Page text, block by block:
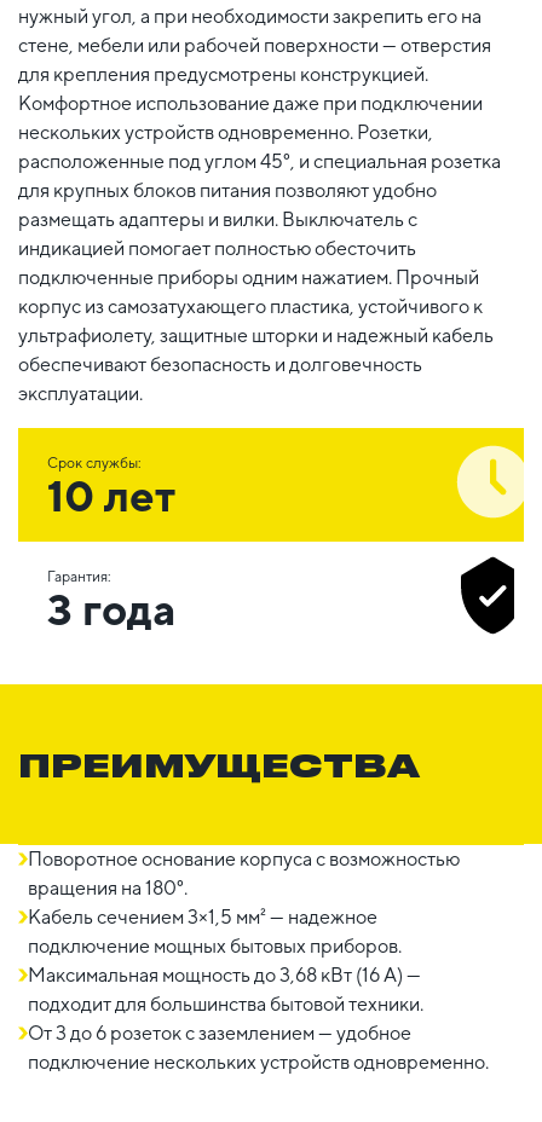
нужный угол, а при необходимости закрепить его на
стене, мебели или рабочей поверхности — отверстия
для крепления предусмотрены конструкцией.
Комфортное использование даже при подключении
нескольких устройств одновременно. Розетки,
расположенные под углом 45°, и специальная розетка
для крупных блоков питания позволяют удобно
размещать адаптеры и вилки. Выключатель с
индикацией помогает полностью обесточить
подключенные приборы одним нажатием. Прочный
корпус из самозатухающего пластика, устойчивого к
ультрафиолету, защитные шторки и надежный кабель
обеспечивают безопасность и долговечность
эксплуатации.
Срок службы:
10 лет
Гарантия:
3 года
ПРЕИМУЩЕСТВА
Поворотное основание корпуса с возможностью
вращения на 180°.
Кабель сечением 3×1,5 мм² — надежное
подключение мощных бытовых приборов.
Максимальная мощность до 3,68 кВт (16 А) —
подходит для большинства бытовой техники.
От 3 до 6 розеток с заземлением — удобное
подключение нескольких устройств одновременно.